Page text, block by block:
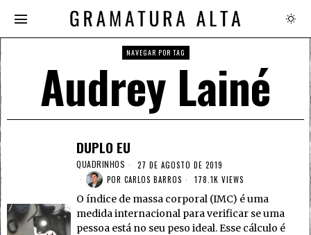
NAVEGAR POR TAG
Audrey Lainé
DUPLO EU
QUADRINHOS
27 DE AGOSTO DE 2019
POR CARLOS BARROS 178.1K VIEWS
O índice de massa corporal (IMC) é uma
medida internacional para verificar se uma
pessoa está no seu peso ideal. Esse cálculo é